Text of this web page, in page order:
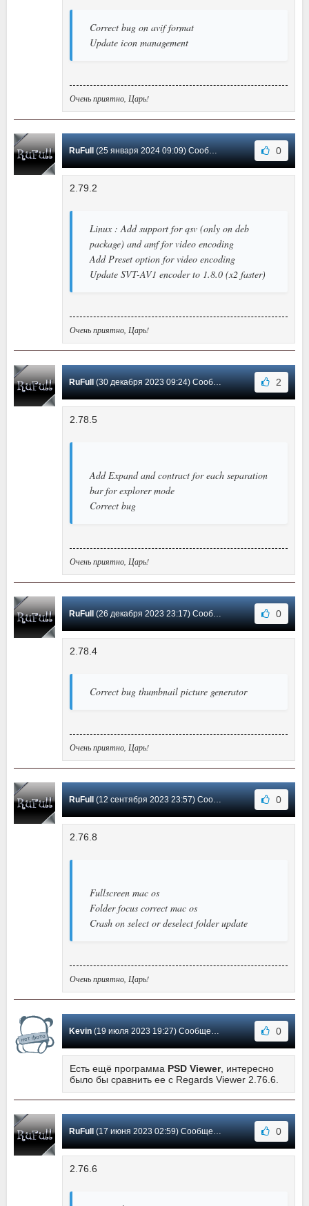
Correct bug on avif format
Update icon management
Очень приятно, Царь!
RuFull (25 января 2024 09:09) Сообщение #6 0
2.79.2
Linux : Add support for qsv (only on deb
package) and amf for video encoding
Add Preset option for video encoding
Update SVT-AV1 encoder to 1.8.0 (x2 faster)
Очень приятно, Царь!
RuFull (30 декабря 2023 09:24) Сообщение #5 2
2.78.5
Add Expand and contract for each separation
bar for explorer mode
Correct bug
Очень приятно, Царь!
RuFull (26 декабря 2023 23:17) Сообщение #4 0
2.78.4
Correct bug thumbnail picture generator
Очень приятно, Царь!
RuFull (12 сентября 2023 23:57) Сообщение #3 0
2.76.8
Fullscreen mac os
Folder focus correct mac os
Crash on select or deselect folder update
Очень приятно, Царь!
Kevin(19 июля 2023 19:27) Сообщение #2 0
Есть ещё программа PSD Viewer, интересно
было бы сравнить ее с Regards Viewer 2.76.6.
RuFull (17 июня 2023 02:59) Сообщение #1 0
2.76.6